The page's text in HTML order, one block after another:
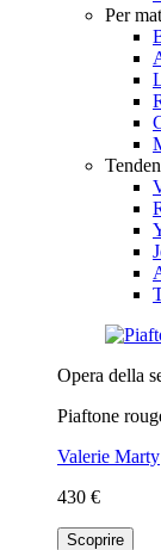
Per
Opera della
Piaftone
Valerie Marty
430 €
Scoprire